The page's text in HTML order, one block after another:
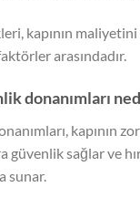
kapının maliyetini
arasındadır.
donanımları
kapının
sağlar ve
sunar.